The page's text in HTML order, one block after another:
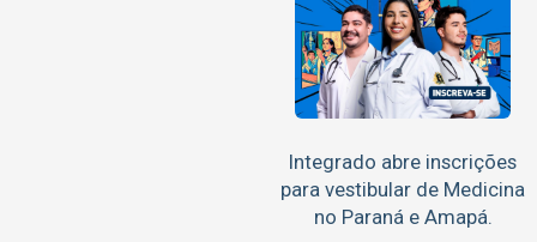
Integrado abre inscrições
para vestibular de Medicina
no Paraná e Amapá.